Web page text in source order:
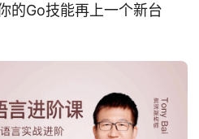
的Go技能再上一个新台